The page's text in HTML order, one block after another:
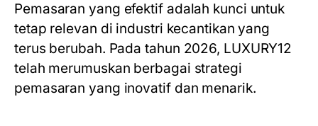
Pemasaran yang efektif adalah kunci untuk
tetap relevan di industri kecantikan yang
terus berubah. Pada tahun 2026, LUXURY12
telah merumuskan berbagai strategi
pemasaran yang inovatif dan menarik.